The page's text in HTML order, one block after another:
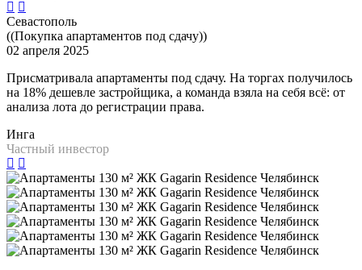
Севастополь
((Покупка апартаментов под сдачу))
02 апреля 2025
Присматривала апартаменты под сдачу. На торгах получилось
на 18% дешевле застройщика, а команда взяла на себя всё: от
анализа лота до регистрации права.
Инга
Частный инвестор